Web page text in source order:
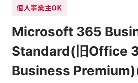
Microsoft 365
Standard(旧Office
Business